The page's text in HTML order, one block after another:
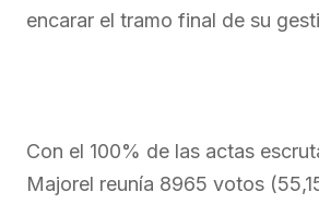
encarar el tramo final de su
Con el 100% de las actas
Majorel reunía 8965 votos